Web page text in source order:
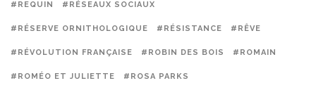
#REQUIN #RÉSEAUX SOCIAUX
#RÉSERVE ORNITHOLOGIQUE #RÉSISTANCE #RÊVE
#RÉVOLUTION FRANÇAISE #ROBIN DES BOIS #ROMAIN
#ROMÉO ET JULIETTE #ROSA PARKS